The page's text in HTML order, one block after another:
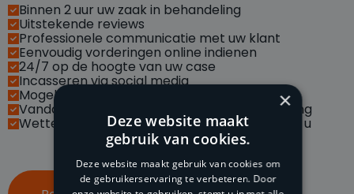
Binnen 2 uur uw zaak in behandeling
Uitstekende reviews
Professionele communicatie met uw klant
Eenvoudig vorderingen online indienen
24/7 op de hoogte van uw case
Incasseren via social media
Mogelijkheid met API koppelingen
Vandaag betaald, morgen op uw bankrekening
Wettelijke handelsrente van vordering is voor u
×
Deze website maakt
gebruik van cookies.
Deze website maakt gebruik van cookies om
de gebruikerservaring te verbeteren. Door